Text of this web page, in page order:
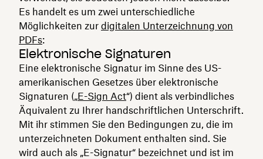
Es handelt es um zwei unterschiedliche
Möglichkeiten zur digitalen Unterzeichnung von
PDFs:
Elektronische Signaturen
Eine elektronische Signatur im Sinne des US-
amerikanischen Gesetzes über elektronische
Signaturen („E-Sign Act“) dient als verbindliches
Äquivalent zu Ihrer handschriftlichen Unterschrift.
Mit ihr stimmen Sie den Bedingungen zu, die im
unterzeichneten Dokument enthalten sind. Sie
wird auch als „E-Signatur“ bezeichnet und ist im